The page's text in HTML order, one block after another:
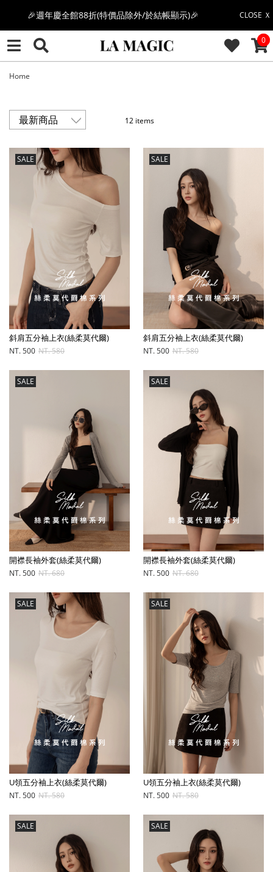
CLOSE Ｘ
🎉週年慶全館88折(特價品除外/於結帳顯示)🎉
感恩回饋價🎁零修圖系列$399起>
萊卡棉系列💫 2件$1100 | 4件$2000 | 6件$2700
🔥點擊立即➕官方LINE領取$100🔥
0
Home
12 items
SALE
斜肩五分袖上衣(絲柔莫代爾)
NT. 500 NT. 580
SALE
斜肩五分袖上衣(絲柔莫代爾)
NT. 500 NT. 580
SALE
開襟長袖外套(絲柔莫代爾)
NT. 500 NT. 680
SALE
開襟長袖外套(絲柔莫代爾)
NT. 500 NT. 680
SALE
U領五分袖上衣(絲柔莫代爾)
NT. 500 NT. 580
SALE
U領五分袖上衣(絲柔莫代爾)
NT. 500 NT. 580
SALE SALE